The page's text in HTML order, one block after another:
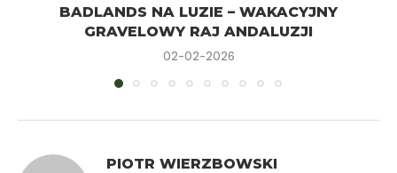
BADLANDS NA LUZIE – WAKACYJNY
GRAVELOWY RAJ ANDALUZJI
02-02-2026
PIOTR WIERZBOWSKI